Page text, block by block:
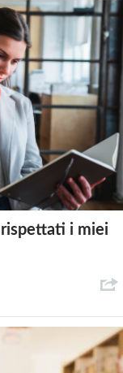
i miei